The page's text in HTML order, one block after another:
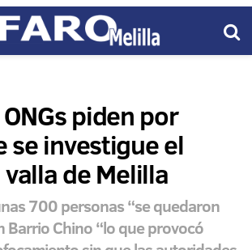
piden por
se investigue el
de Melilla
700 personas “se quedaron
Barrio Chino “lo que provocó